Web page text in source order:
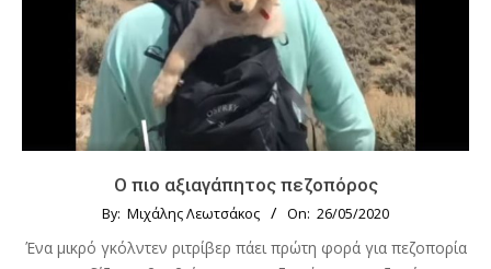
Ο πιο αξιαγάπητος πεζοπόρος
By: Μιχάλης Λεωτσάκος On: 26/05/2020
Ένα μικρό γκόλντεν ριτρίβερ πάει πρώτη φορά για πεζοπορία